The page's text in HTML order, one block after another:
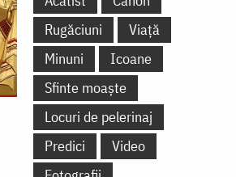
Rugăciuni
Viață
Minuni
Icoane
Sfinte moaște
Locuri de pelerinaj
Predici
Video